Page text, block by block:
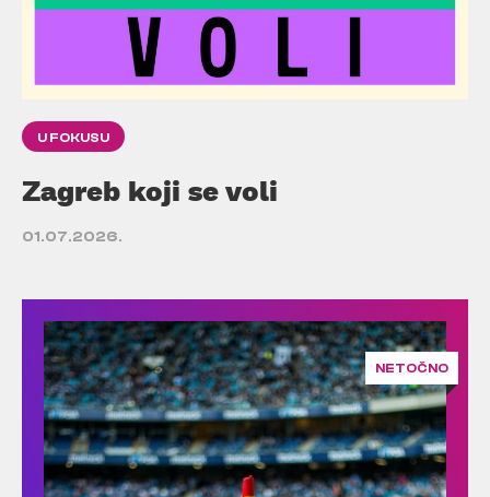
U FOKUSU
Zagreb koji se voli
01.07.2026.
NETOČNO